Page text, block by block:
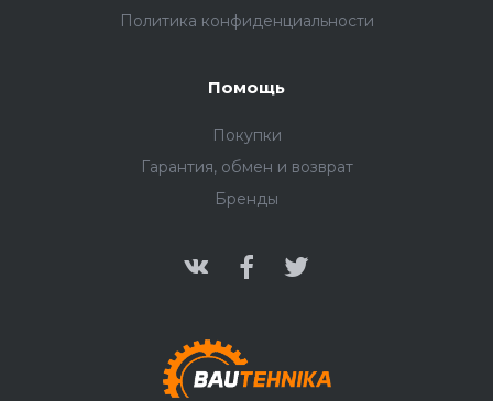
Политика конфиденциальности
Помощь
Покупки
Гарантия, обмен и возврат
Бренды